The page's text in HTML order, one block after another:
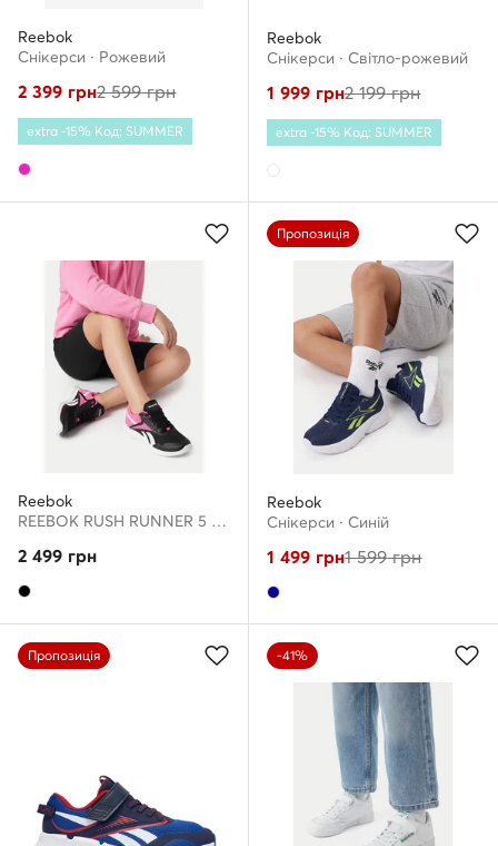
Reebok
Снікерcи · Рожевий
2 399 грн2 599грн
extra -15% Код: SUMMER
Reebok
Снікерcи · Світло-рожевий
1 999 грн2 199грн
extra -15% Код: SUMMER
Reebok
REEBOK RUSH RUNNER 5 IF7925 · Взуття для бігу
2 499 грн
Пропозиція
Reebok
Снікерcи · Cиній
1 499 грн1 599грн
Пропозиція -41%